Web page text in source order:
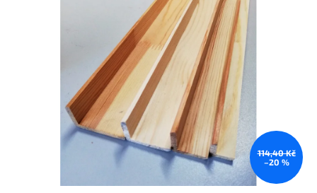
114,40 Kč
–20 %